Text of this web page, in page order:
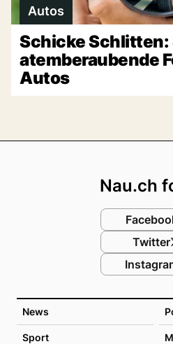
Autos
Schicke Schlitten:
atemberaubende
Autos
News
Sport
Nau.ch
Twitter